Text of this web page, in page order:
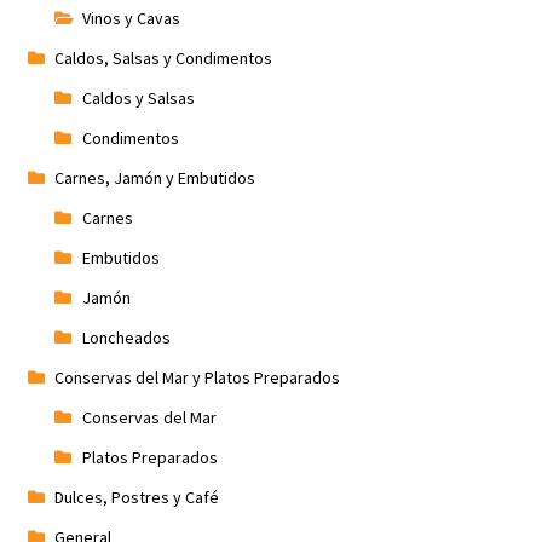
Vinos y Cavas
Caldos, Salsas y Condimentos
Caldos y Salsas
Condimentos
Carnes, Jamón y Embutidos
Carnes
Embutidos
Jamón
Loncheados
Conservas del Mar y Platos Preparados
Conservas del Mar
Platos Preparados
Dulces, Postres y Café
General